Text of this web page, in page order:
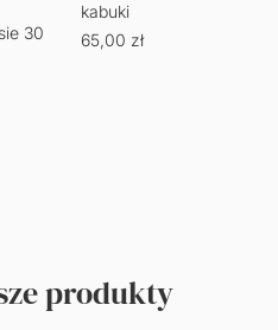
30
kabuki
65,00 zł
produkty